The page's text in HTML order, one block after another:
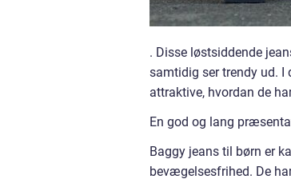
. Disse løstsiddende
samtidig ser trendy ud. I
attraktive, hvordan de
En god og lang
Baggy jeans til børn er
bevægelsesfrihed. De